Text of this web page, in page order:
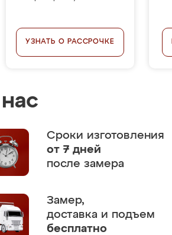
УЗНАТЬ О РАССРОЧКЕ
Сроки изготовления
от 7 дней
после замера
Замер,
доставка и подъем
бесплатно